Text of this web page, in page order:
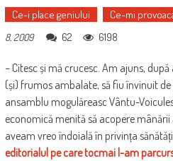
Ce-i place geniului Ce-mi
8, 2009
62 6198
– Citesc și mă crucesc. Am ajuns,
(și) frumos ambalate, să fiu învinuit
ansamblu mogulăreasc Vântu-
economică menită să acopere mânării
aveam vreo îndoială în privința
editorialul pe care tocmai l-am